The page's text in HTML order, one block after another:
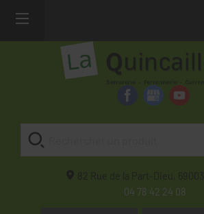
82 Rue de la Part-Dieu, 69003
04 78 42 24 08